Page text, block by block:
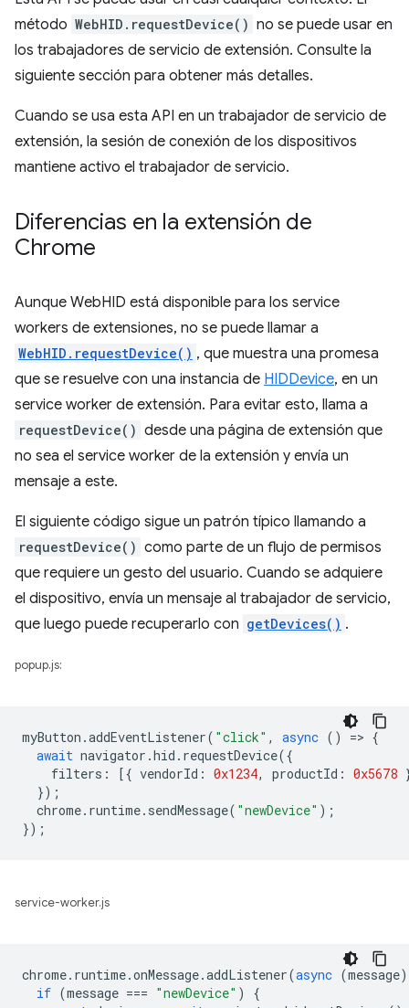
método WebHID.requestDevice() no se puede usar en
los trabajadores de servicio de extensión. Consulte la
siguiente sección para obtener más detalles.
Cuando se usa esta API en un trabajador de servicio de
extensión, la sesión de conexión de los dispositivos
mantiene activo el trabajador de servicio.
Diferencias en la extensión de
Chrome
Aunque WebHID está disponible para los service
workers de extensiones, no se puede llamar a
WebHID.requestDevice() , que muestra una promesa
que se resuelve con una instancia de HIDDevice, en un
service worker de extensión. Para evitar esto, llama a
requestDevice() desde una página de extensión que
no sea el service worker de la extensión y envía un
mensaje a este.
El siguiente código sigue un patrón típico llamando a
requestDevice() como parte de un flujo de permisos
que requiere un gesto del usuario. Cuando se adquiere
el dispositivo, envía un mensaje al trabajador de servicio,
que luego puede recuperarlo con getDevices() .
popup.js:
myButton .addEventListener( "click" , async () => {
await navigator .hid . requestDevice({
filters : [{ vendorId : 0x1234, productId : 0x5678
});
chrome. runtime. sendMessage( "newDevice" );
});
service-worker.js
chrome. runtime.onMessage.addListener(async (message)
if (message === "newDevice" )
{